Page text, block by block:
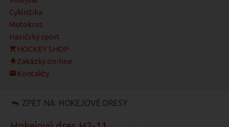
Cyklistika
Motokros
Hasičský sport
HOCKEY SHOP
Zakázky on-line
Kontakty
ZPĚT NA: HOKEJOVÉ DRESY